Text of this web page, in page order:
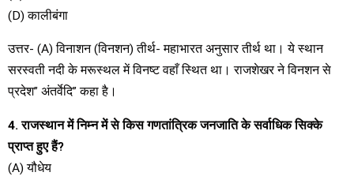
(D) कालीबंगा
उत्तर- (A) विनाशन (विनशन) तीर्थ- महाभारत अनुसार तीर्थ था। ये स्थान
सरस्वती नदी के मरूस्थल में विनष्ट वहाँ स्थित था। राजशेखर ने विनशन से
प्रदेश” अंतर्वेदि” कहा है।
4. राजस्थान में निम्न में से किस गणतांत्रिक जनजाति के सर्वाधिक सिक्के
प्राप्त हुए हैं?
(A) यौधेय